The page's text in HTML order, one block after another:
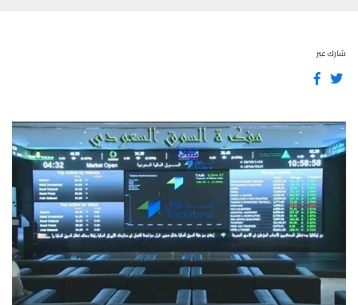
شارك عبر